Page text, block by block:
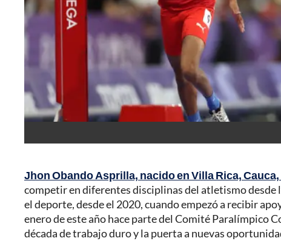
Jhon Obando Asprilla, nacido en Villa Rica, Cauca,
competir en diferentes disciplinas del atletismo desde
el deporte, desde el 2020, cuando empezó a recibir
enero de este año hace parte del Comité Paralímpico
década de trabajo duro y la puerta a nuevas